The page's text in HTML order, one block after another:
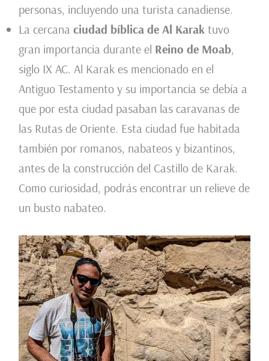
personas, incluyendo una turista canadiense.
La cercana ciudad bíblica de Al Karak tuvo
gran importancia durante el Reino de Moab,
siglo IX AC. Al Karak es mencionado en el
Antiguo Testamento y su importancia se debía a
que por esta ciudad pasaban las caravanas de
las Rutas de Oriente. Esta ciudad fue habitada
también por romanos, nabateos y bizantinos,
antes de la construcción del Castillo de Karak.
Como curiosidad, podrás encontrar un relieve de
un busto nabateo.